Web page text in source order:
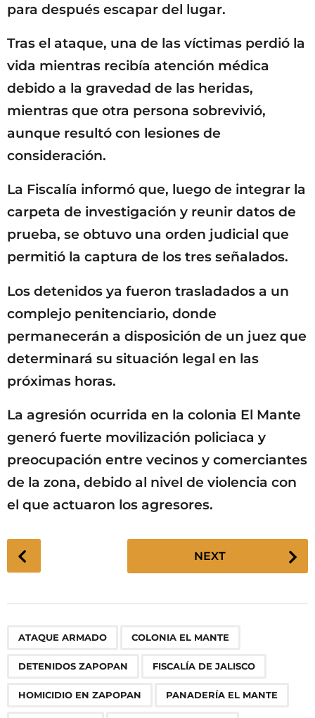
para después escapar del lugar.
Tras el ataque, una de las víctimas perdió la
vida mientras recibía atención médica
debido a la gravedad de las heridas,
mientras que otra persona sobrevivió,
aunque resultó con lesiones de
consideración.
La Fiscalía informó que, luego de integrar la
carpeta de investigación y reunir datos de
prueba, se obtuvo una orden judicial que
permitió la captura de los tres señalados.
Los detenidos ya fueron trasladados a un
complejo penitenciario, donde
permanecerán a disposición de un juez que
determinará su situación legal en las
próximas horas.
La agresión ocurrida en la colonia El Mante
generó fuerte movilización policiaca y
preocupación entre vecinos y comerciantes
de la zona, debido al nivel de violencia con
el que actuaron los agresores.
o
NEXT
ATAQUE ARMADO COLONIA EL MANTE
DETENIDOS ZAPOPAN FISCALÍA DE JALISCO
HOMICIDIO EN ZAPOPAN PANADERÍA EL MANTE